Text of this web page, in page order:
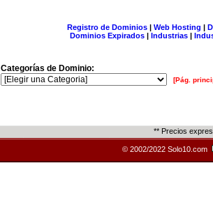
Registro de Dominios| Web Hosting |
Dominios Expirados | Industrias |
Categorías de Dominio:
[Pág.
** Precios
© 2002/2022 Solo10.com